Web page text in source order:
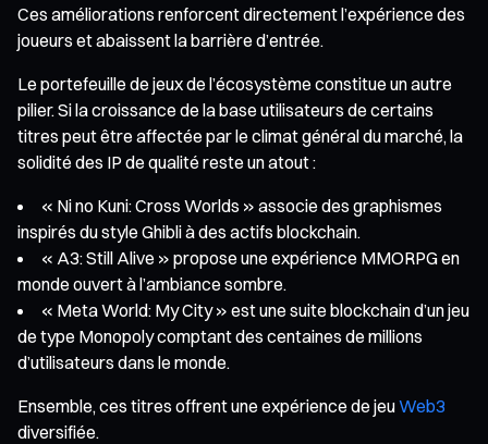
Ces améliorations renforcent directement l’expérience des
joueurs et abaissent la barrière d’entrée.
Le portefeuille de jeux de l’écosystème constitue un autre
pilier. Si la croissance de la base utilisateurs de certains
titres peut être affectée par le climat général du marché, la
solidité des IP de qualité reste un atout :
« Ni no Kuni: Cross Worlds » associe des graphismes
inspirés du style Ghibli à des actifs blockchain.
« A3: Still Alive » propose une expérience MMORPG en
monde ouvert à l’ambiance sombre.
« Meta World: My City » est une suite blockchain d’un jeu
de type Monopoly comptant des centaines de millions
d’utilisateurs dans le monde.
Ensemble, ces titres offrent une expérience de jeuWeb3
diversifiée.